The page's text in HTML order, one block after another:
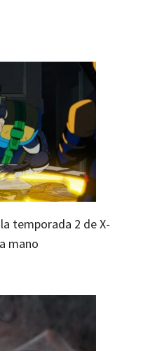
temporada 2 de X-
mano